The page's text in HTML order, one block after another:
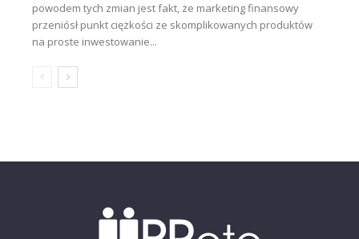
powodem tych zmian jest fakt, że marketing finansowy
przeniósł punkt ciężkości ze skomplikowanych produktów
na proste inwestowanie...